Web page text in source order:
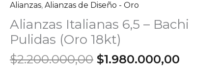
Alianzas, Alianzas de Diseño - Oro
Alianzas Italianas 6,5 – Bachi
Pulidas (Oro 18kt)
$2.200.000,00 El
$1.980.000,00